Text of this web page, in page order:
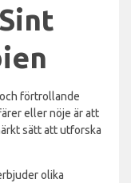
förtrollande
eller nöje är att
sätt att utforska
olika